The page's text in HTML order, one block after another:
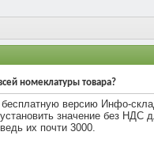
номеклатуры товара?
версию Инфо-
значение без НДС
их почти 3000.